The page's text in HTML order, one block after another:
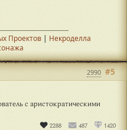
Проектов | Некроделла
с аристократическими
2288 487 1420
#5
2990